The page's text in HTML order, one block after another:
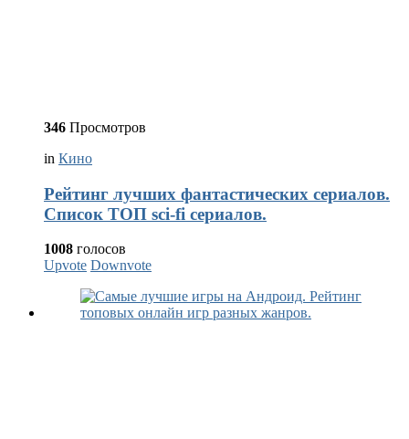
346 Просмотров
in Кино
Рейтинг лучших фантастических сериалов.
Список ТОП sci-fi сериалов.
1008 голосов
Upvote Downvote